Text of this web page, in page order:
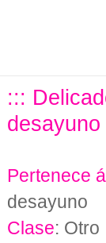
:::
Pertenece
desayuno
Clase: Otro